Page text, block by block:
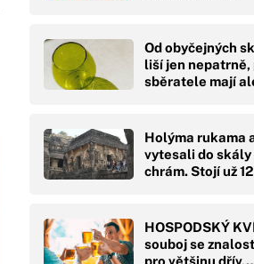
Od obyčejných
liší jen nepatrně,
sběratele mají
Holýma rukama
vytesali do
chrám. Stojí už
HOSPODSKÝ
souboj se
pro většinu